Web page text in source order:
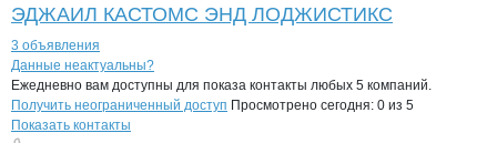
ЭДЖАИЛ КАСТОМС ЭНД ЛОДЖИСТИКС
3 объявления
Контактыкомпании
+7(800)000-00-..
Данные неактуальны?
Ежедневно вам доступны для показа контакты любых 5 компаний.
Получить неограниченный доступ Просмотрено сегодня: 0 из 5
Показать контакты